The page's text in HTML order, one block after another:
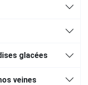
glacées
veines